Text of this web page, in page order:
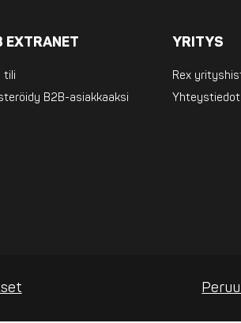
EXTRANET
tili
B2B-asiakkaaksi
YRITYS
Rex
Yhteystiedot